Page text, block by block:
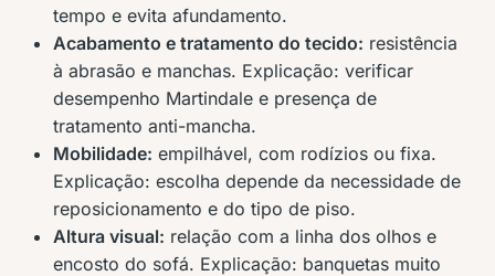
tempo e evita afundamento.
Acabamento e tratamento do tecido: resistência
à abrasão e manchas. Explicação: verificar
desempenho Martindale e presença de
tratamento anti-mancha.
Mobilidade: empilhável, com rodízios ou fixa.
Explicação: escolha depende da necessidade de
reposicionamento e do tipo de piso.
Altura visual: relação com a linha dos olhos e
encosto do sofá. Explicação: banquetas muito